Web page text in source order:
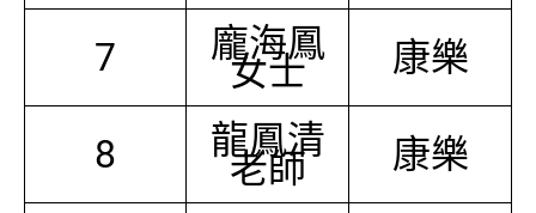
7 龐海鳳
女士 康樂
8 龍鳳清
老師 康樂